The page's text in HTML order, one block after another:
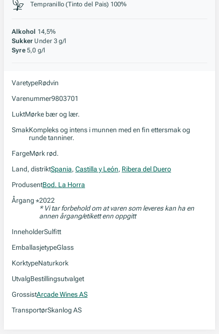
Tempranillo (Tinto del Pais) 100%
Alkohol 14,5%
Sukker Under 3 g/l
Syre 5,0 g/l
VaretypeRødvin
Varenummer9803701
LuktMørke bær og lær.
SmakKompleks og intens i munnen med en fin ettersmak og
runde tanniner.
FargeMørk rød.
Land, distriktSpania, Castilla y León, Ribera del Duero
ProdusentBod. La Horra
Årgang *2022
* Vi tar forbehold om at varen som leveres kan ha en
annen årgang/etikett enn oppgitt
InneholderSulfitt
EmballasjetypeGlass
KorktypeNaturkork
UtvalgBestillingsutvalget
GrossistArcade Wines AS
TransportørSkanlog AS